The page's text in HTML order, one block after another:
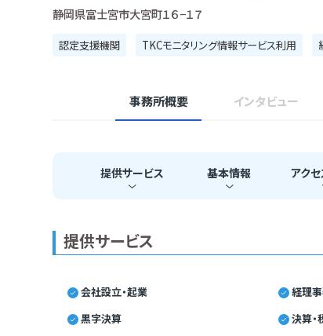
静岡県富士宮市大宮町１６−１７
認定支援機関 TKCモニタリング情報サービス利用
事務所概要 インタビュー
提供サービス 基本情報 アクセ
提供サービス
会社設立・起業 経理
黒字決算
決算